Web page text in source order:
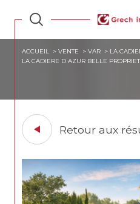
ACCUEIL VENTE VAR LA
LA CADIERE D AZUR BELLE
Retour aux